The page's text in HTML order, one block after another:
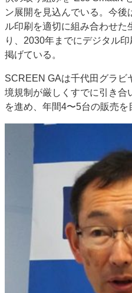
ン展開を見込んでいる。今後
ル印刷を適切に組み合わせ
り、2030年までにデジタル
掲げている。
SCREEN GAは千代田グラビ
境規制が厳しくすでに引き合
を進め、年間4〜5台の販売を